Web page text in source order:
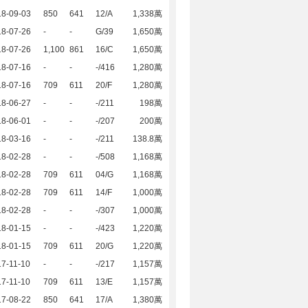
09-03
850 641 12/A
1,338萬
07-26
- - G/39
1,650萬
07-26
1,100 861 16/C
1,650萬
07-16
- - -/416
1,280萬
07-16
709 611 20/F
1,280萬
06-27
- - -/211
198萬
06-01
- - -/207
200萬
03-16
- - -/211
138.8萬
02-28
- - -/508
1,168萬
02-28
709 611 04/G
1,168萬
02-28
709 611 14/F
1,000萬
02-28
- - -/307
1,000萬
01-15
- - -/423
1,220萬
01-15
709 611 20/G
1,220萬
11-10
- - -/217
1,157萬
11-10
709 611 13/E
1,157萬
08-22
850 641 17/A 1,380萬